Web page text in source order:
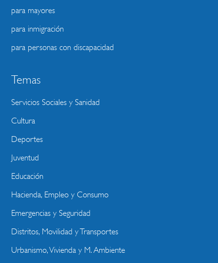
para mayores
para inmigración
para personas con discapacidad
Temas
Servicios Sociales y Sanidad
Cultura
Deportes
Juventud
Educación
Hacienda, Empleo y Consumo
Emergencias y Seguridad
Distritos, Movilidad y Transportes
Urbanismo, Vivienda y M. Ambiente